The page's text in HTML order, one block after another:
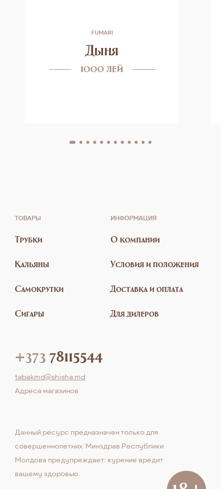
FUMARI
Дыня
1000 лей
ТОВАРЫ
Трубки
Кальяны
Самокрутки
Сигары
ИНФОРМАЦИЯ
О компании
Условия и положения
Доставка и оплата
Для дилеров
+373 78115544
tabakmd@shisha.md
Aдреса магазинов
Данный ресурс предназначен только для
совершеннолетних. Минздрав Республики
Молдова предупреждает: курение вредит
вашему здоровью.